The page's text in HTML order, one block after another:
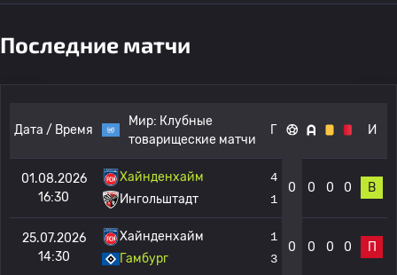
Последние матчи
Дата / Время
Мир: Клубные
товарищеские матчи
Г И
01.08.2026
16:30
Хайнденхайм
Ингольштадт
4
1
0 0 0 0 В
25.07.2026
14:30
Хайнденхайм
Гамбург
1
3
0 0 0 0 П